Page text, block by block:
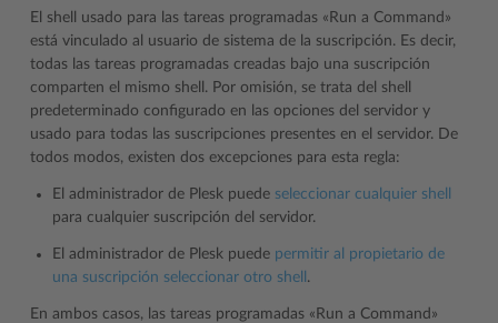
El shell usado para las tareas programadas «Run a Command»
está vinculado al usuario de sistema de la suscripción. Es decir,
todas las tareas programadas creadas bajo una suscripción
comparten el mismo shell. Por omisión, se trata del shell
predeterminado configurado en las opciones del servidor y
usado para todas las suscripciones presentes en el servidor. De
todos modos, existen dos excepciones para esta regla:
El administrador de Plesk puede seleccionar cualquier shell
para cualquier suscripción del servidor.
El administrador de Plesk puede permitir al propietario de
una suscripción seleccionar otro shell .
En ambos casos, las tareas programadas «Run a Command»